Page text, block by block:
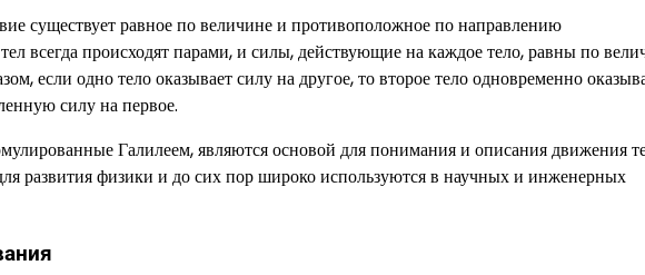
существует равное по величине и противоположное по направлению
всегда происходят парами, и силы, действующие на каждое тело, равны по
если одно тело оказывает силу на другое, то второе тело одновременно
силу на первое.
Галилеем, являются основой для понимания и описания движения
развития физики и до сих пор широко используются в научных и инженерных